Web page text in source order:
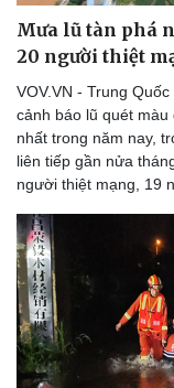
Lịch thi đấu bóng đá
Thế giới thể thao
eSports
Mưa lũ tàn phá
20 người thiệt
VOV.VN - Trung
cảnh báo lũ quét
nhất trong năm nay,
liên tiếp gần nửa
người thiệt mạng, 19